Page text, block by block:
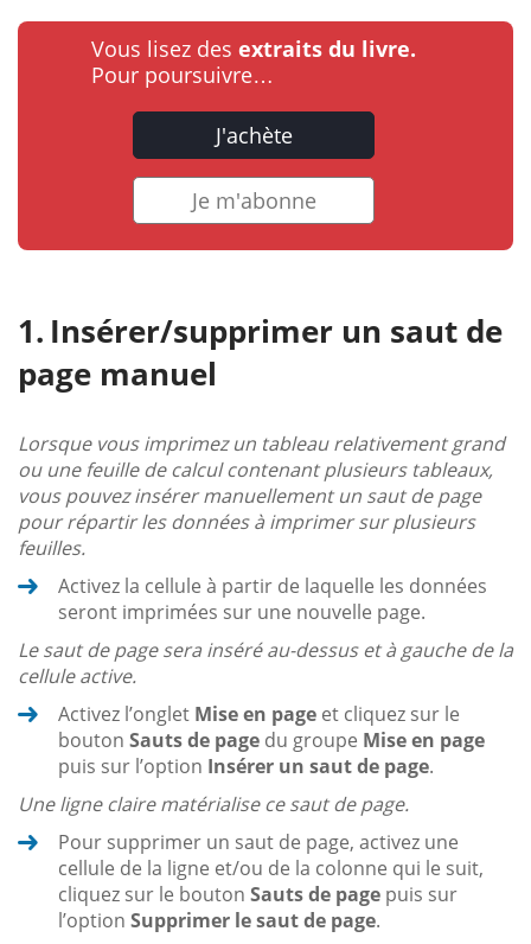
Vous lisez des extraits du livre.
Pour poursuivre…
J'achète
Je m'abonne
Insérer/supprimer un saut de
page manuel
Lorsque vous imprimez un tableau relativement grand
ou une feuille de calcul contenant plusieurs tableaux,
vous pouvez insérer manuellement un saut de page
pour répartir les données à imprimer sur plusieurs
feuilles.
Activez la cellule à partir de laquelle les données
seront imprimées sur une nouvelle page.
Le saut de page sera inséré au-dessus et à gauche de la
cellule active.
Activez l’onglet Mise en page et cliquez sur le
bouton Sauts de page du groupe Mise en page
puis sur l’option Insérer un saut de page.
Une ligne claire matérialise ce saut de page.
Pour supprimer un saut de page, activez une
cellule de la ligne et/ou de la colonne qui le suit,
cliquez sur le bouton Sauts de page puis sur
l’option Supprimer le saut de page.